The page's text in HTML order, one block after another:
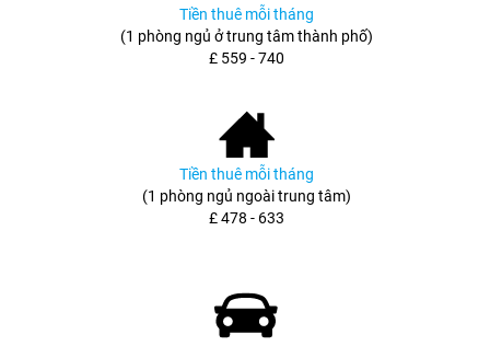
Tiền thuê mỗi tháng
(1 phòng ngủ ở trung tâm thành phố)
£ 559 - 740
Tiền thuê mỗi tháng
(1 phòng ngủ ngoài trung tâm)
£ 478 - 633